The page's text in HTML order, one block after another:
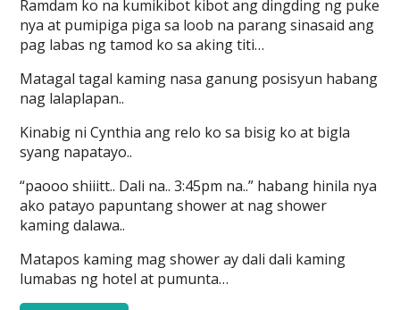
Ramdam ko na kumikibot kibot ang dingding ng puke
nya at pumipiga piga sa loob na parang sinasaid ang
pag labas ng tamod ko sa aking titi…
Matagal tagal kaming nasa ganung posisyun habang
nag lalaplapan..
Kinabig ni Cynthia ang relo ko sa bisig ko at bigla
syang napatayo..
“paooo shiiitt.. Dali na.. 3:45pm na..” habang hinila nya
ako patayo papuntang shower at nag shower
kaming dalawa..
Matapos kaming mag shower ay dali dali kaming
lumabas ng hotel at pumunta…